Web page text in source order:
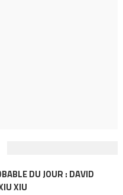
DU JOUR : DAVID
XIU